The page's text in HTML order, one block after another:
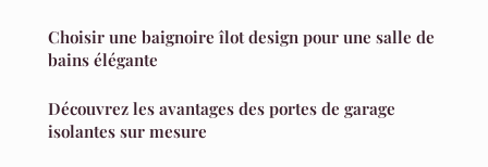
Choisir une baignoire îlot design pour une salle de
bains élégante
Découvrez les avantages des portes de garage
isolantes sur mesure